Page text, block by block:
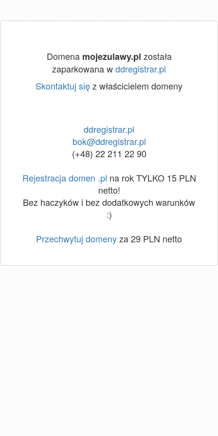
Domena mojezulawy.pl została
zaparkowana wddregistrar.pl
Skontaktuj sięz właścicielem domeny
ddregistrar.pl
bok@ddregistrar.pl
(+48) 22 211 22 90
Rejestracja domen .pl na rok TYLKO 15 PLN
netto!
Bez haczyków i bez dodatkowych warunków
:)
Przechwytuj domenyza 29 PLN netto